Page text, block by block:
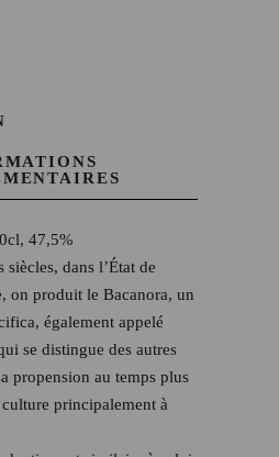
47,5%
dans l’État de
on produit le Bacanora, un
également appelé
se distingue des autres
propension au temps plus
principalement à